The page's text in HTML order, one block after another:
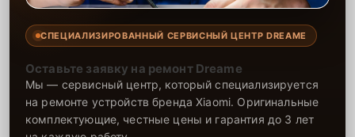
СПЕЦИАЛИЗИРОВАННЫЙ СЕРВИСНЫЙ ЦЕНТР DREAME
Оставьте заявку на ремонт Dreame
Мы — сервисный центр, который специализируется
на ремонте устройств бренда Xiaomi. Оригинальные
комплектующие, честные цены и гарантия до 3 лет